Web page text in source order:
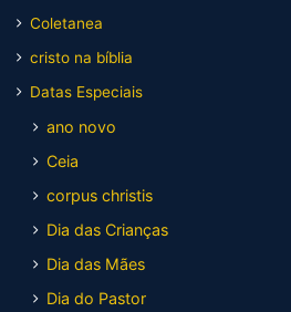
Coletanea
cristo na bíblia
Datas Especiais
ano novo
Ceia
corpus christis
Dia das Crianças
Dia das Mães
Dia do Pastor